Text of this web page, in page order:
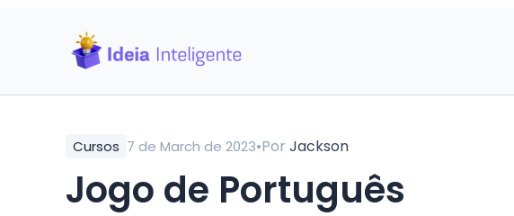
Cursos 7 de March de 2023•Por Jackson
Jogo de Português